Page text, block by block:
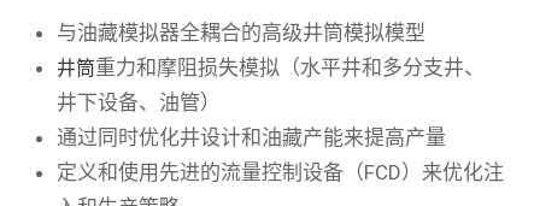
与油藏模拟器全耦合的高级井筒模拟模型
井筒重力和摩阻损失模拟（水平井和多分支井、
井下设备、油管）
通过同时优化井设计和油藏产能来提高产量
定义和使用先进的流量控制设备（FCD）来优化注